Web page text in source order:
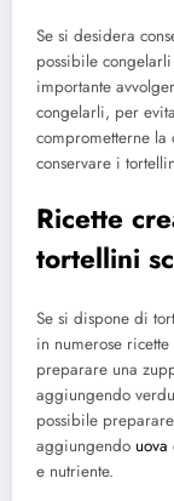
Se si desidera
possibile
importante
congelarli, per
comprometterne la
conservare i
Ricette
tortellini
Se si dispone di
in numerose
preparare una
aggiungendo
possibile
aggiungendo uova
e nutriente.